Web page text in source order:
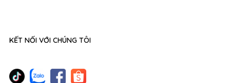
KẾT NỐI VỚI CHÚNG TÔI